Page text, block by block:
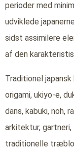
perioder med
udviklede
sidst assimilere
af den
Traditionel
origami, ukiyo-e,
dans, kabuki, noh,
arkitektur,
traditionelle